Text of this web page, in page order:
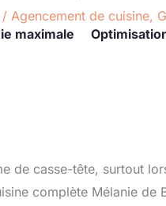
/ Agencement de cuisine,
maximale
de casse-tête, surtout
complète Mélanie de